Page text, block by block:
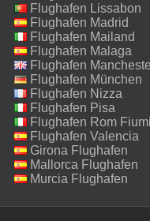
Flughafen Lissabon
Flughafen Madrid
Flughafen Mailand
Malpensa
Flughafen Malaga
Flughafen
Flughafen München
Flughafen Nizza
Flughafen Pisa
Flughafen Rom
Flughafen Valencia
Girona Flughafen
Mallorca Flughafen
Murcia Flughafen